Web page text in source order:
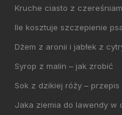
Kruche ciasto z
Ile kosztuje szczepienie
Dżem z aronii i jabłek z
Syrop z malin – jak zrobić
Sok z dzikiej róży – przepis
Jaka ziemia do lawendy w